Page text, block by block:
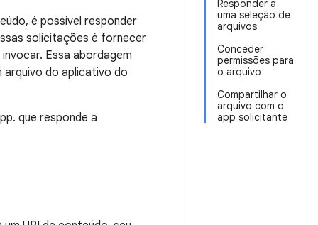
Responder a
uma seleção de
arquivos
Conceder
permissões para
o arquivo
Compartilhar o
arquivo com o
app solicitante
é possível responder
solicitações é fornecer
Essa abordagem
arquivo do aplicativo do
que responde a